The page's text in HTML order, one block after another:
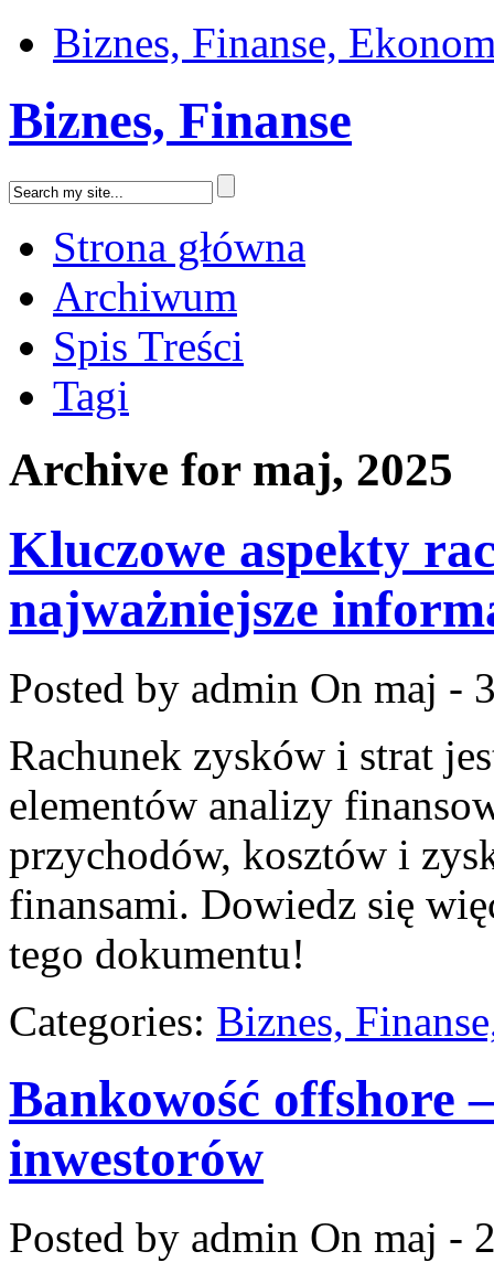
Biznes, Finanse,
Biznes, Finanse
Strona główna
Archiwum
Spis Treści
Tagi
Archive for maj, 2025
Kluczowe aspekty
najważniejsze
Posted by admin On maj -
Rachunek zysków i strat
elementów analizy
przychodów, kosztów i
finansami. Dowiedz się
tego dokumentu!
Categories: Biznes,
Bankowość offshore
inwestorów
Posted by admin On maj -